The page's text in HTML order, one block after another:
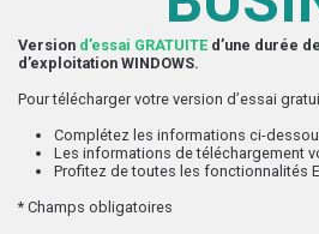
Version d’essai GRATUITE d’une durée de
d’exploitation WINDOWS.
Pour télécharger votre version d’essai
Complétez les informations ci-
Les informations de téléchargement
Profitez de toutes les fonctionnalités
* Champs obligatoires